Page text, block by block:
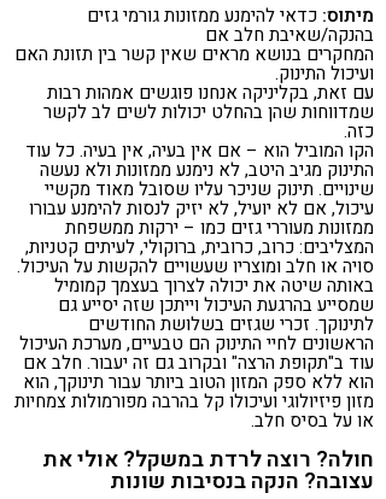
מיתוס: כדאי להימנע ממזונות גורמי גזים
בהנקה/שאיבת חלב אם
המחקרים בנושא מראים שאין קשר בין תזונת האם
ועיכול התינוק.
עם זאת, בקליניקה אנחנו פוגשים אמהות רבות
שמדווחות שהן בהחלט יכולות לשים לב לקשר
כזה.
הקו המוביל הוא – אם אין בעיה, אין בעיה. כל עוד
התינוק מגיב היטב, לא נימנע ממזונות ולא נעשה
שינויים. תינוק שניכר עליו שסובל מאוד מקשיי
עיכול, אם לא יועיל, לא יזיק לנסות להימנע עבורו
ממזונות מעוררי גזים כמו – ירקות ממשפחת
המצליבים: כרוב, כרובית, ברוקולי, לעיתים קטניות,
סויה או חלב ומוצריו שעשויים להקשות על העיכול.
באותה שיטה את יכולה לצרוך בעצמך קמומיל
שמסייע בהרגעת העיכול וייתכן שזה יסייע גם
לתינוקך. זכרי שגזים בשלושת החודשים
הראשונים לחיי התינוק הם טבעיים, מערכת העיכול
עוד ב"תקופת הרצה" ובקרוב גם זה יעבור. חלב אם
הוא ללא ספק המזון הטוב ביותר עבור תינוקך, הוא
מזון פיזיולוגי ועיכולו קל בהרבה מפורמולות צמחיות
או על בסיס חלב.
חולה? רוצה לרדת במשקל? אולי את
עצובה? הנקה בנסיבות שונות